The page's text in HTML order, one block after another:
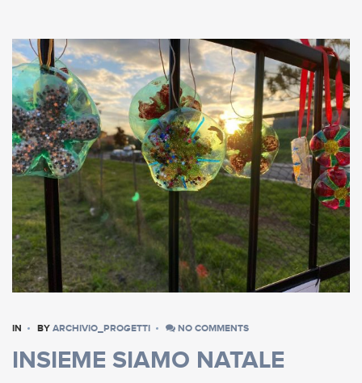
IN BY ARCHIVIO_PROGETTI NO COMMENTS
INSIEME SIAMO NATALE